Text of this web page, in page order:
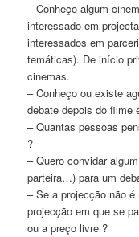
– Conheço algum
interessado em
interessados em
temáticas). De início
cinemas.
– Conheço ou existe
debate depois do filme
– Quantas pessoas
?
– Quero convidar
parteira…) para um
– Se a projecção não
projecção em que se
ou a preço livre ?